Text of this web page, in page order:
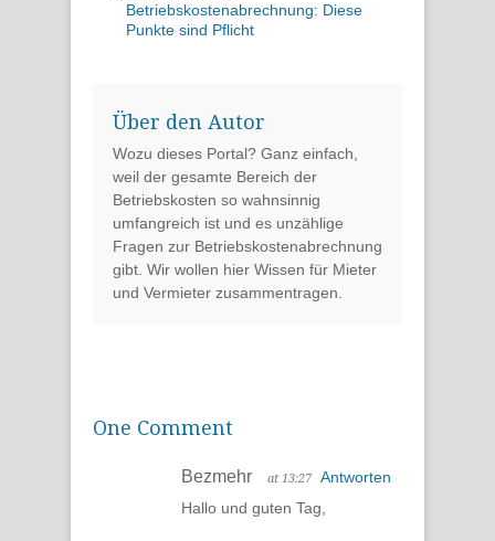
Betriebskostenabrechnung: Diese
Punkte sind Pflicht
Über den Autor
Wozu dieses Portal? Ganz einfach,
weil der gesamte Bereich der
Betriebskosten so wahnsinnig
umfangreich ist und es unzählige
Fragen zur Betriebskostenabrechnung
gibt. Wir wollen hier Wissen für Mieter
und Vermieter zusammentragen.
One Comment
Bezmehr at 13:27
Antworten
Hallo und guten Tag,